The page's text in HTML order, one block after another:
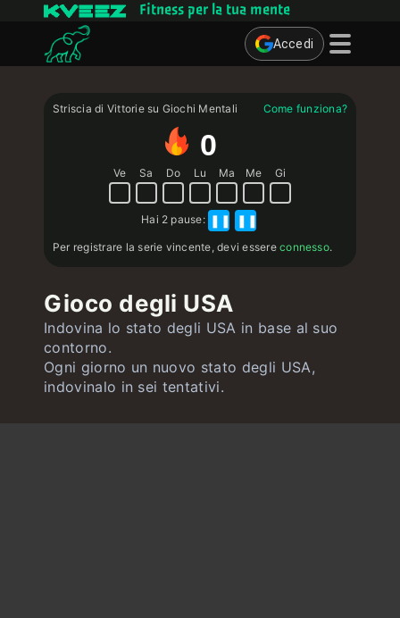
Fitness per la tua mente
Accedi
Quiz
Utente
Contatto
Striscia di Vittorie su Giochi Mentali Come funziona?
0
Ve Sa Do Lu Ma Me Gi
Hai 2 pause: ❚❚ ❚❚
Per registrare la serie vincente, devi essereconnesso.
Gioco degli USA
Indovina lo stato degli USA in base al suo
contorno.
Ogni giorno un nuovo stato degli USA,
indovinalo in sei tentativi.